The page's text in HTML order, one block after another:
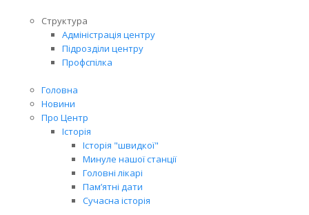
Структура
Адміністрація центру
Підрозділи центру
Профспілка
Головна
Новини
Про Центр
Історія
Історія "швидкої"
Минуле нашої станції
Головні лікарі
Пам’ятні дати
Сучасна історія